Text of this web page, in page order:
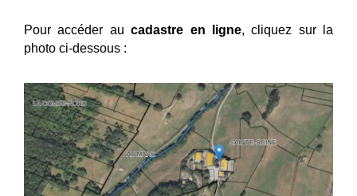
Pour accéder aucadastre en ligne, cliquez sur la
photo ci-dessous :